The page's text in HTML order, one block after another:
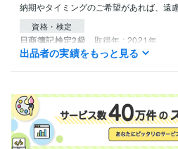
資格・検定
日商簿記検定2級 取得年 : 2021年
出品者の実績をもっと見る